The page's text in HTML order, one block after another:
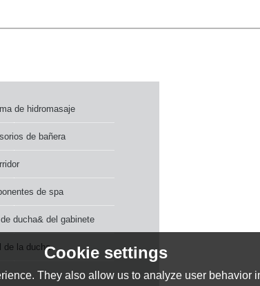
de hidromasaje
de bañera
de spa
ducha& del gabinete
de la duchaCookie settings
They also allow us to analyze user behavior